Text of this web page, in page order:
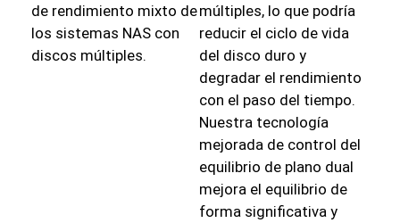
de rendimiento mixto de
los sistemas NAS con
discos múltiples.
múltiples, lo que podría
reducir el ciclo de vida
del disco duro y
degradar el rendimiento
con el paso del tiempo.
Nuestra tecnología
mejorada de control del
equilibrio de plano dual
mejora el equilibrio de
forma significativa y